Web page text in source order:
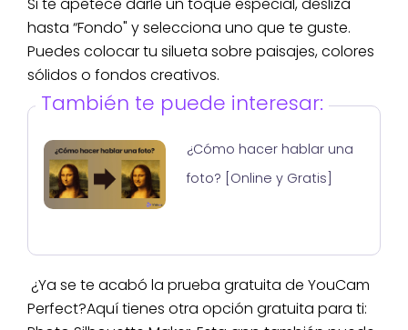
Si te apetece darle un toque especial, desliza
hasta “Fondo" y selecciona uno que te guste.
Puedes colocar tu silueta sobre paisajes, colores
sólidos o fondos creativos.
También te puede interesar:
¿Cómo hacer hablar una
foto? [Online y Gratis]
¿Ya se te acabó la prueba gratuita de YouCam
Perfect?Aquí tienes otra opción gratuita para ti: